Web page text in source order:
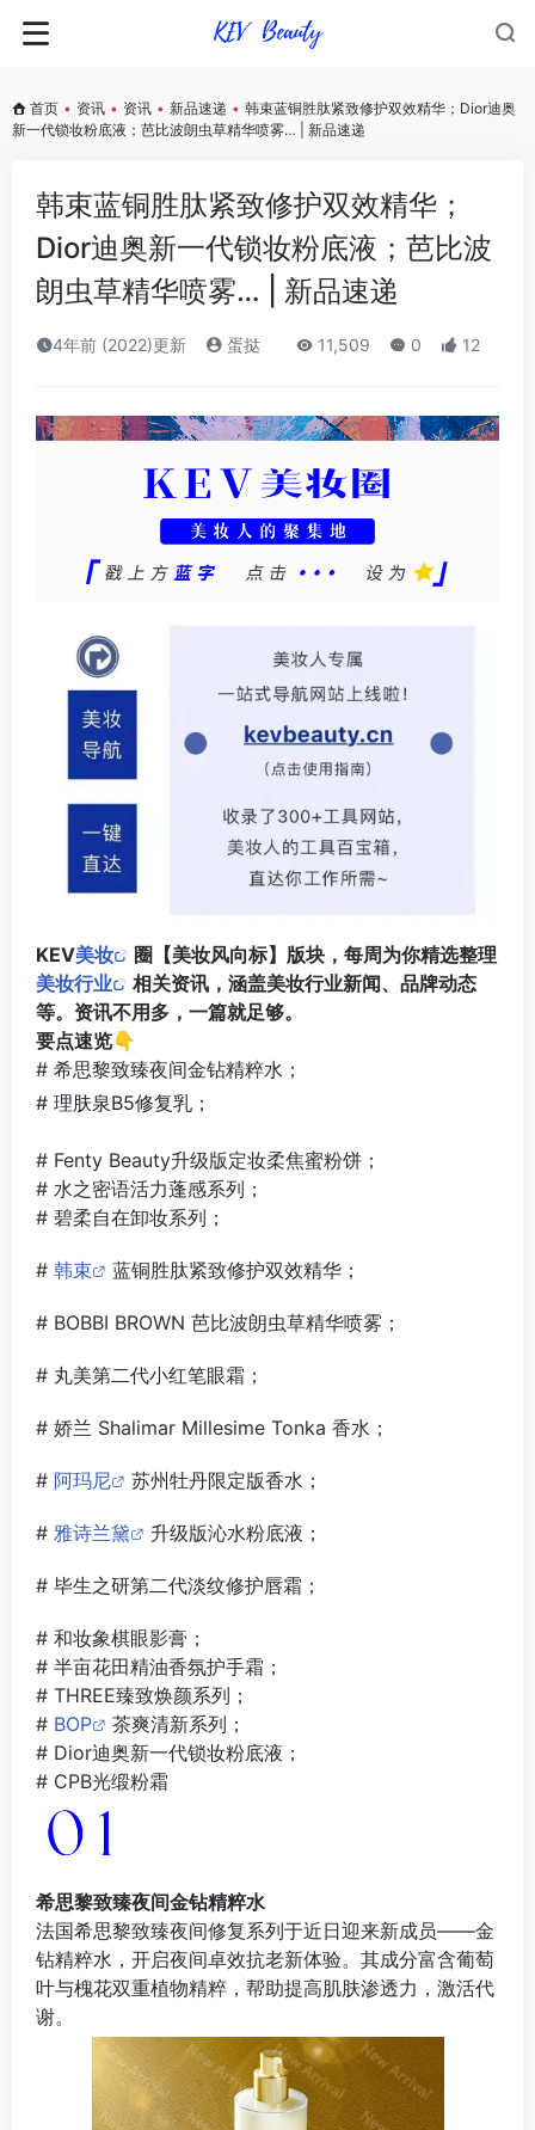
首页 • 资讯 • 资讯 • 新品速递 • 韩束蓝铜胜肽紧致修护双效精华；Dior迪奥
新一代锁妆粉底液；芭比波朗虫草精华喷雾… | 新品速递
韩束蓝铜胜肽紧致修护双效精华；
Dior迪奥新一代锁妆粉底液；芭比波
朗虫草精华喷雾… | 新品速递
4年前 (2022)更新 蛋挞 11,509 0 12
KEV美妆
圈【美妆风向标】版块，每周为你精选整理
美妆行业
相关资讯，涵盖美妆行业新闻、品牌动态
等。资讯不用多，一篇就足够。
要点速览👇
# 希思黎致臻夜间金钻精粹水；
# 理肤泉B5修复乳；
# Fenty Beauty升级版定妆柔焦蜜粉饼；
# 水之密语活力蓬感系列；
# 碧柔自在卸妆系列；
# 韩束 蓝铜胜肽紧致修护双效精华；
# BOBBI BROWN 芭比波朗虫草精华喷雾；
# 丸美第二代小红笔眼霜；
# 娇兰 Shalimar Millesime Tonka 香水；
# 阿玛尼 苏州牡丹限定版香水；
# 雅诗兰黛 升级版沁水粉底液；
# 毕生之研第二代淡纹修护唇霜；
# 和妆象棋眼影膏；
# 半亩花田精油香氛护手霜；
# THREE臻致焕颜系列；
# BOP
茶爽清新系列；
# Dior迪奥新一代锁妆粉底液；
# CPB光缎粉霜
希思黎致臻夜间金钻精粹水
法国希思黎致臻夜间修复系列于近日迎来新成员——金
钻精粹水，开启夜间卓效抗老新体验。其成分富含葡萄
叶与槐花双重植物精粹，帮助提高肌肤渗透力，激活代
谢。